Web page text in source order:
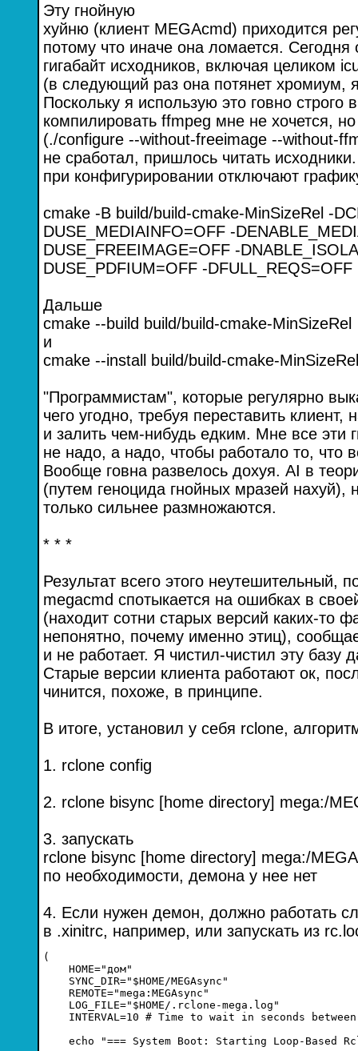
Эту гнойную
хуйню (клиент MEGAcmd) приходится
потому что иначе она ломается. Сегодня
гигабайт исходников, включая целиком
(в следующий раз она потянет хромиум,
Поскольку я использую это говно строго
компилировать ffmpeg мне не хочется,
(./configure --without-freeimage --without-
не сработал, пришлось читать
при конфигурировании отключают
cmake -B build/build-cmake-MinSizeRel -
DUSE_MEDIAINFO=OFF -
DUSE_FREEIMAGE=OFF -
DUSE_PDFIUM=OFF -DFULL_REQS=OFF
Дальше
cmake --build build/build-cmake-MinSizeRel
и
cmake --install build/build-cmake-MinSizeRel
"Программистам", которые регулярно
чего угодно, требуя переставить клиент,
и залить чем-нибудь едким. Мне все эти
не надо, а надо, чтобы работало то, что
Вообще говна развелось дохуя. AI в
(путем геноцида гнойных мразей нахуй),
только сильнее размножаются.
* * *
Результат всего этого неутешительный,
megacmd спотыкается на ошибках в
(находит сотни старых версий каких-то
непонятно, почему именно этиц),
и не работает. Я чистил-чистил эту базу
Старые версии клиента работают ок,
чинится, похоже, в принципе.
В итоге, установил у себя rclone,
1. rclone config
2. rclone bisync [home directory] mega:/
3. запускать
rclone bisync [home directory] mega:/
по необходимости, демона у нее нет
4. Если нужен демон, должно работать
в .xinitrc, например, или запускать из
(
    HOME="дом"
    SYNC_DIR="$HOME/MEGAsync"
    REMOTE="mega:MEGAsync"
    LOG_FILE="$HOME/.rclone-mega.log"
INTERVAL=10 # Time to wait in seconds
echo "=== System Boot: Starting Loop-Based